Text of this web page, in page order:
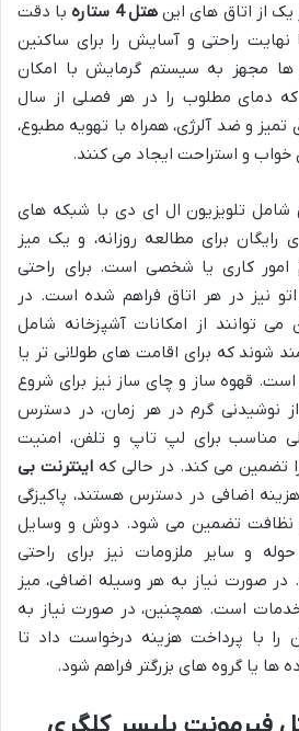
یک از اتاق های اینهتل 4 ستاره
با دقت
نهایت راحتی و آسایش را برای ساکنین
ها مجهز به سیستم گرمایش با امکان
که دمای مطلوب را در هر فصلی از سال
و ضد آلرژی، همراه با تهویه مطبوع،
خواب و استراحت ایجاد می کنند.
شامل تلویزیون ال ای دی با شبکه های
رایگان برای مطالعه روزانه، و یک میز
امور کاری یا شخصی است. برای راحتی
اتو نیز در هر اتاق فراهم شده است. در
توانند از امکانات آشپزخانه شامل
شوند که برای اقامت های طولانی تر یا
است. قهوه ساز و چای ساز نیز برای شروع
نوشیدنی گرم در هر زمان، در دسترس
مناسب برای لپ تاپ و تلفن، امنیت
تضمین می کند. در حالی که اینترنت بی
اضافی در دسترس هستند، پاکیزگی
نظافت تضمین می شود. دوش و وسایل
حوله و سایر ملزومات نیز برای راحتی
صورت نیاز به هر وسیله اضافی، میز
خدمات است. همچنین، در صورت نیاز به
با پرداخت هزینه درخواست داد تا
ها یا گروه های بزرگتر فراهم شود.